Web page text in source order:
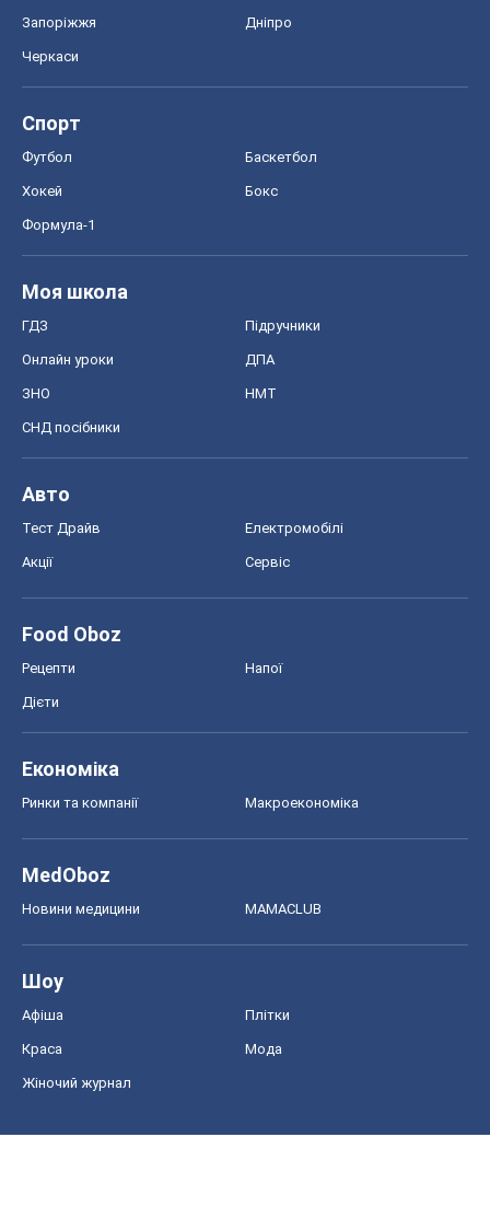
Запоріжжя Дніпро
Черкаси
Спорт
Футбол Баскетбол
Хокей Бокс
Формула-1
Моя школа
ГДЗ Підручники
Онлайн уроки ДПА
ЗНО НМТ
СНД посібники
Авто
Тест Драйв Електромобілі
Акції Сервіс
Food Oboz
Рецепти Напої
Дієти
Економіка
Ринки та компанії Макроекономіка
MedOboz
Новини медицини MAMACLUB
Шоу
Афіша Плітки
Краса Мода
Жіночий журнал